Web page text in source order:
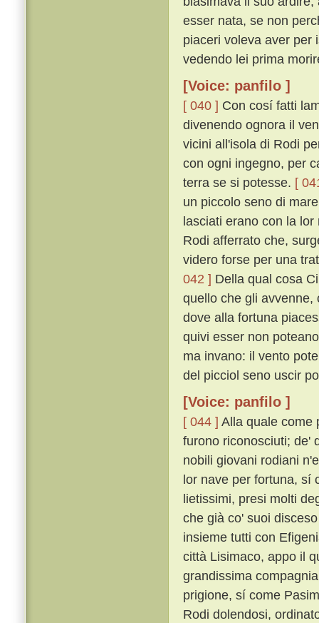
esser nata, se non
piaceri voleva aver per
vedendo lei prima
[Voice: panfilo ]
[ 040 ] Con cosí fatti
divenendo ognora il
vicini all'isola di Rodi
con ogni ingegno, per
terra se si potesse. [
un piccolo seno di
lasciati erano con la
Rodi afferrato che,
videro forse per una
042 ] Della qual cosa
quello che gli avvenne,
dove alla fortuna
quivi esser non
ma invano: il vento
del picciol seno uscir
[Voice: panfilo ]
[ 044 ] Alla quale come
furono riconosciuti; de'
nobili giovani rodiani
lor nave per fortuna, sí
lietissimi, presi molti
che già co' suoi
insieme tutti con
città Lisimaco, appo il
grandissima
prigione, sí come
Rodi dolendosi,